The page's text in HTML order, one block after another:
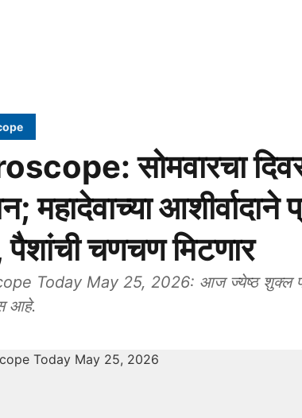
सोमवारचा दिवस
महादेवाच्या आशीर्वादाने
पैशांची चणचण मिटणार
Today May 25, 2026: आज ज्येष्ठ शुक्ल
आहे.